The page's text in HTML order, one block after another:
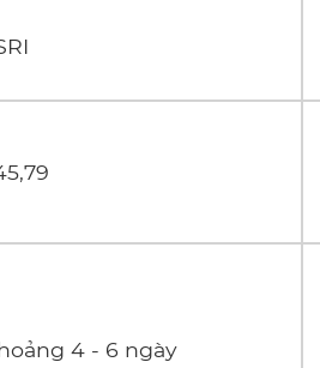
4 - 6 ngày